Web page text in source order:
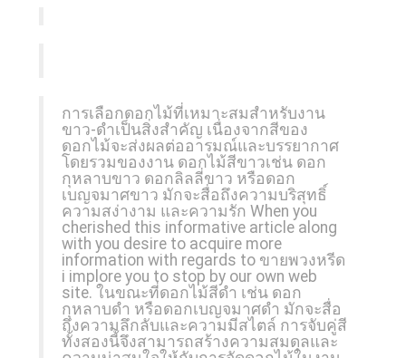
การเลือกดอกไม้ที่เหมาะสมสำหรับงาน
ขาว-ดำเป็นสิ่งสำคัญ เนื่องจากสีของ
ดอกไม้จะส่งผลต่ออารมณ์และบรรยากาศ
โดยรวมของงาน ดอกไม้สีขาวเช่น ดอก
กุหลาบขาว ดอกลิลลี่ขาว หรือดอก
เบญจมาศขาว มักจะสื่อถึงความบริสุทธิ์
ความสง่างาม และความรัก When you
cherished this informative article along
with you desire to acquire more
information with regards to ขายพวงหรีด
i implore you to stop by our own web
site. ในขณะที่ดอกไม้สีดำ เช่น ดอก
กุหลาบดำ หรือดอกเบญจมาศดำ มักจะสื่อ
ถึงความลึกลับและความมีสไตล์ การจับคู่สี
ทั้งสองนี้จึงสามารถสร้างความสมดุลและ